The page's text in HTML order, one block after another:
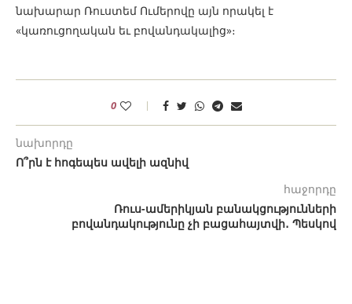
նախարար Ռուստեմ Ումերովը այն որակել է
«կառուցողական եւ բովանդակալից»։
0
նախորդը
Ո՞րն է հոգեպես ավելի ազնիվ
հաջորդը
Ռուս-ամերիկյան բանակցությունների
բովանդակությունը չի բացահայտվի․ Պեսկով